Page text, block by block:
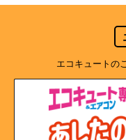
エコキュートの